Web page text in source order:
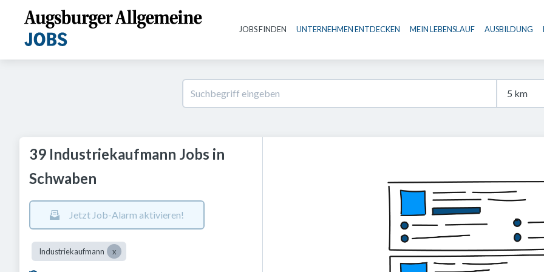
Haupt-Navigation
JOBS FINDEN UNTERNEHMEN ENTDECKEN MEIN LEBENSLAUF AUSBILDUNG
39 Industriekaufmann Jobs in
Schwaben
Jetzt Job-Alarm aktivieren!
Industriekaufmann